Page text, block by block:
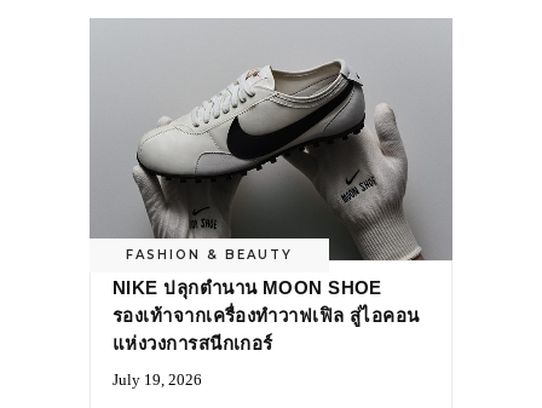
FASHION & BEAUTY
NIKE ปลุกตำนาน MOON SHOE
รองเท้าจากเครื่องทำวาฟเฟิล สู่ไอคอน
แห่งวงการสนีกเกอร์
July 19, 2026